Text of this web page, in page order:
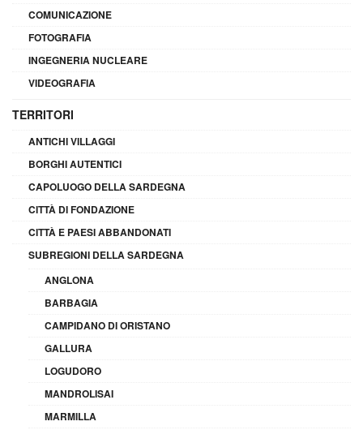
COMUNICAZIONE
FOTOGRAFIA
INGEGNERIA NUCLEARE
VIDEOGRAFIA
TERRITORI
ANTICHI VILLAGGI
BORGHI AUTENTICI
CAPOLUOGO DELLA SARDEGNA
CITTÀ DI FONDAZIONE
CITTÀ E PAESI ABBANDONATI
SUBREGIONI DELLA SARDEGNA
ANGLONA
BARBAGIA
CAMPIDANO DI ORISTANO
GALLURA
LOGUDORO
MANDROLISAI
MARMILLA